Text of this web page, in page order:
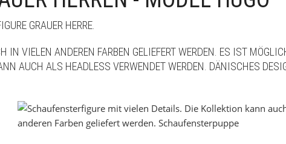
GRAUER HERRE.
VIELEN ANDEREN FARBEN GELIEFERT WERDEN. ES IST
AUCH ALS HEADLESS VERWENDET WERDEN. DÄNISCHES